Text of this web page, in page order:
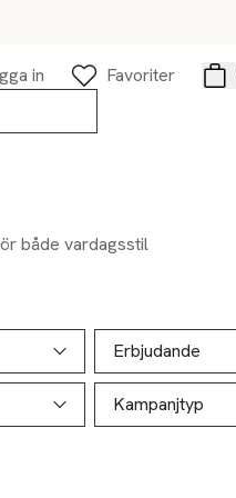
in
Favoriter
både vardagsstil
Erbjudande
Kampanjtyp